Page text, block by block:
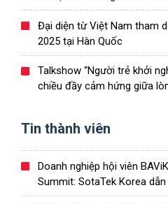
Đại diện từ Việt Nam tham
2025 tại Hàn Quốc
Talkshow “Người trẻ khởi
chiều đầy cảm hứng giữa
Tin thành viên
Doanh nghiệp hội viên
Summit: SotaTek Korea
Việt – Hàn